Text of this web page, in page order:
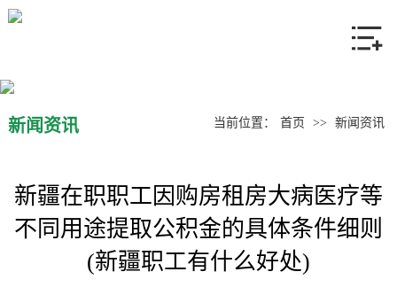
产品中心
联系我们
新闻资讯 当前位置： 首页 >> 新闻资讯
新疆在职职工因购房租房大病医疗等
不同用途提取公积金的具体条件细则
(新疆职工有什么好处)